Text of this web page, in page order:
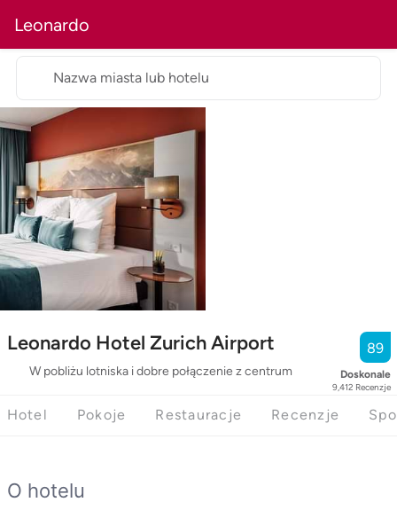
Leonardo
Leonardo Hotel Zurich Airport
W pobliżu lotniska i dobre połączenie z centrum
89
Doskonale
9,412 Recenzje
Nazwa miasta lub hotelu
Hotel Pokoje Restauracje Recenzje
O hotelu